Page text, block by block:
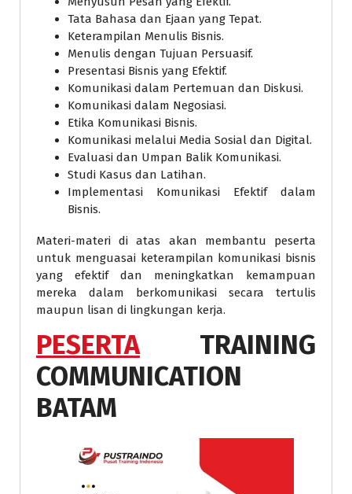
Tata Bahasa dan Ejaan yang Tepat.
Keterampilan Menulis Bisnis.
Menulis dengan Tujuan Persuasif.
Presentasi Bisnis yang Efektif.
Komunikasi dalam Pertemuan dan Diskusi.
Komunikasi dalam Negosiasi.
Etika Komunikasi Bisnis.
Komunikasi melalui Media Sosial dan Digital.
Evaluasi dan Umpan Balik Komunikasi.
Studi Kasus dan Latihan.
Implementasi Komunikasi Efektif dalam
Bisnis.
Materi-materi di atas akan membantu peserta
untuk menguasai keterampilan komunikasi bisnis
yang efektif dan meningkatkan kemampuan
mereka dalam berkomunikasi secara tertulis
maupun lisan di lingkungan kerja.
PESERTA
TRAINING
COMMUNICATION
BATAM